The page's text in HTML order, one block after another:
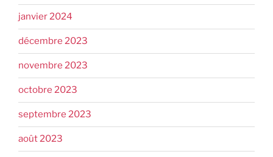
janvier 2024
décembre 2023
novembre 2023
octobre 2023
septembre 2023
août 2023